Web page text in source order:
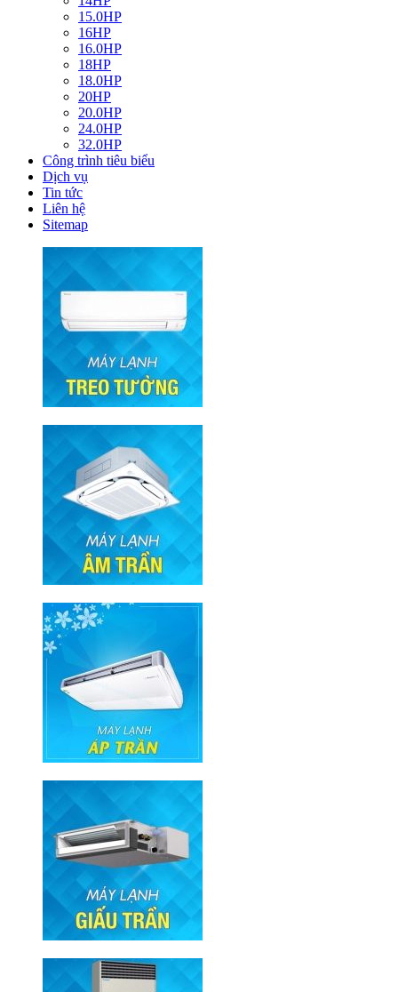
15.0HP
16HP
16.0HP
18HP
18.0HP
20HP
20.0HP
24.0HP
32.0HP
Công trình tiêu biểu
Dịch vụ
Tin tức
Liên hệ
Sitemap